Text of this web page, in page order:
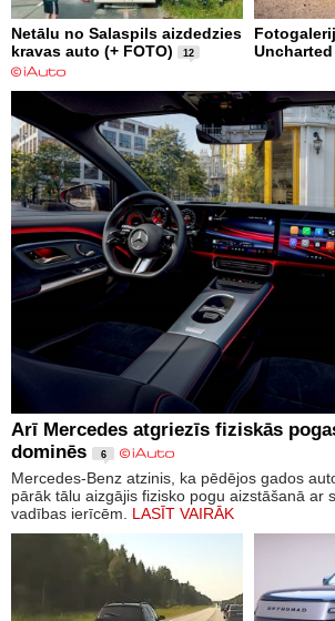
Netālu no Salaspils aizdedzies
kravas auto (+ FOTO)
12
Uncharted
Arī Mercedes atgriezīs fiziskās
dominēs
6
Mercedes-Benz atzinis, ka pēdējos gados
pārāk tālu aizgājis fizisko pogu aizstāšanā ar
vadības ierīcēm. LASĪT VAIRĀK